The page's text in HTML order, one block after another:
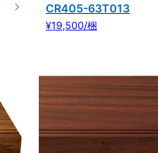
CR405-63T013
¥19,500/梱